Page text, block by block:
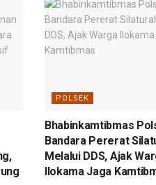
POLSEK
Bhabinkamtibmas
Bandara Pererat
Melalui DDS, Ajak
Ilokama Jaga